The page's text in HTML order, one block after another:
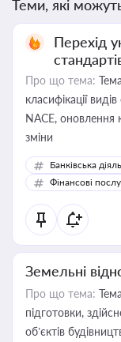
Теми, які
Перехід
Про що тема:
класифікації
NACE, оновлення
зміни
Банківська
Фінансові
Земельні
Про що тема:
підготовки,
об’єктів